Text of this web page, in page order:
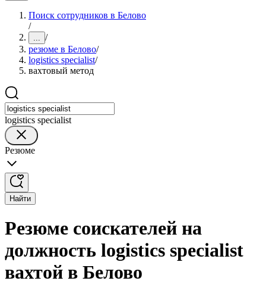
Поиск сотрудников в Белово
/
... /
резюме в Белово/
logistics specialist/
вахтовый метод
logistics specialist
Резюме
Найти
Резюме соискателей на
должность logistics specialist
вахтой в Белово